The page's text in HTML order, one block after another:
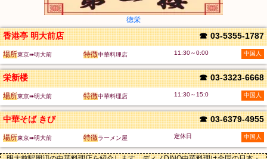
徳栄
香港亭 明大前店 ☎ 03-5355-1787
場所東京➠明大前 特徴中華料理店 11:30～0:00 中国人
栄新楼 ☎ 03-3323-6668
場所東京➠明大前 特徴中華料理店 11:30～15:0 中国人
中華そば きび ☎ 03-6379-4955
場所東京➠明大前 特徴ラーメン屋 定休日 中国人